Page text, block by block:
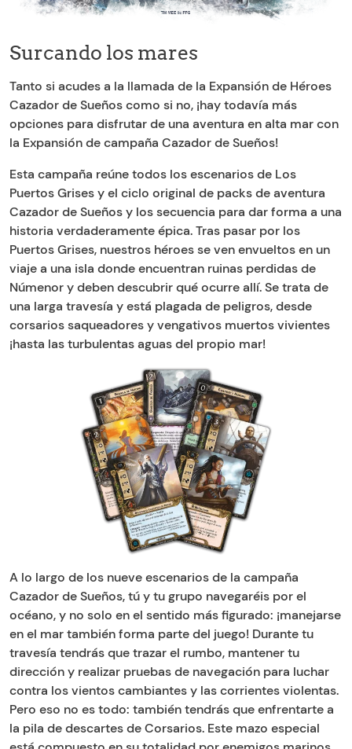
Surcando los mares
Tanto si acudes a la llamada de la Expansión de Héroes
Cazador de Sueños como si no, ¡hay todavía más
opciones para disfrutar de una aventura en alta mar con
la Expansión de campaña Cazador de Sueños!
Esta campaña reúne todos los escenarios de Los
Puertos Grises y el ciclo original de packs de aventura
Cazador de Sueños y los secuencia para dar forma a una
historia verdaderamente épica. Tras pasar por los
Puertos Grises, nuestros héroes se ven envueltos en un
viaje a una isla donde encuentran ruinas perdidas de
Númenor y deben descubrir qué ocurre allí. Se trata de
una larga travesía y está plagada de peligros, desde
corsarios saqueadores y vengativos muertos vivientes
¡hasta las turbulentas aguas del propio mar!
A lo largo de los nueve escenarios de la campaña
Cazador de Sueños, tú y tu grupo navegaréis por el
océano, y no solo en el sentido más figurado: ¡manejarse
en el mar también forma parte del juego! Durante tu
travesía tendrás que trazar el rumbo, mantener tu
dirección y realizar pruebas de navegación para luchar
contra los vientos cambiantes y las corrientes violentas.
Pero eso no es todo: también tendrás que enfrentarte a
la pila de descartes de Corsarios. Este mazo especial